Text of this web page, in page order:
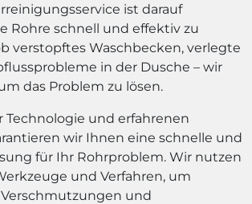
ist darauf
Rohre schnell und effektiv zu
verstopftes Waschbecken, verlegte
in der Dusche – wir
das Problem zu lösen.
Technologie und erfahrenen
wir Ihnen eine schnelle und
für Ihr Rohrproblem. Wir nutzen
und Verfahren, um
und